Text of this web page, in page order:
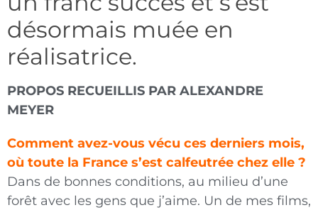
désormais muée en
réalisatrice.
PROPOS RECUEILLIS PAR ALEXANDRE
MEYER
Comment avez-vous vécu ces derniers mois,
où toute la France s’est calfeutrée chez elle ?
Dans de bonnes conditions, au milieu d’une
forêt avec les gens que j’aime. Un de mes films,